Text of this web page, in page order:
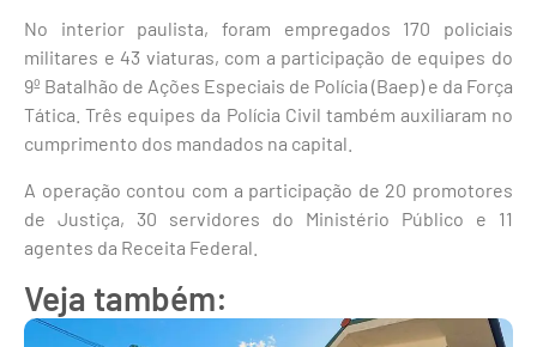
No interior paulista, foram empregados 170 policiais
militares e 43 viaturas, com a participação de equipes do
9º Batalhão de Ações Especiais de Polícia (Baep) e da Força
Tática. Três equipes da Polícia Civil também auxiliaram no
cumprimento dos mandados na capital.
A operação contou com a participação de 20 promotores
de Justiça, 30 servidores do Ministério Público e 11
agentes da Receita Federal.
Veja também: